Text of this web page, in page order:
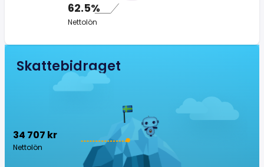
62.5%
Nettolön
Skattebidraget
34 707 kr
Nettolön